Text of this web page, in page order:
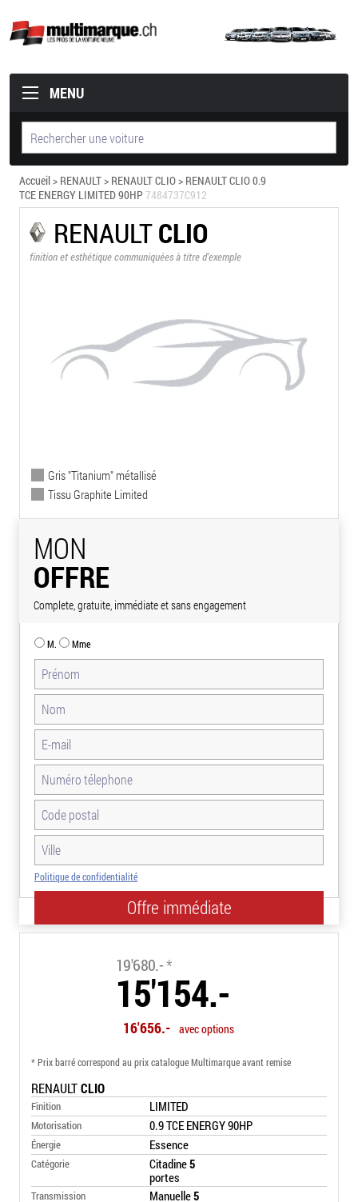
MENU
Accueil> RENAULT> RENAULT CLIO> RENAULT CLIO 0.9
TCE ENERGY LIMITED 90HP 7484737C912
RENAULTCLIO
finition et esthétique communiquées à titre d’exemple
Gris "Titanium" métallisé
Tissu Graphite Limited
MON
OFFRE
Complete, gratuite, immédiate et sans engagement
M. Mme
Politique de confidentialité
19'680.-*
15'154.-
16'656.- avec options
* Prix barré correspond au prix catalogue Multimarque avant remise
RENAULTCLIO
Finition LIMITED
Motorisation 0.9 TCE ENERGY 90HP
Énergie Essence
Catégorie Citadine5
portes
Transmission Manuelle5